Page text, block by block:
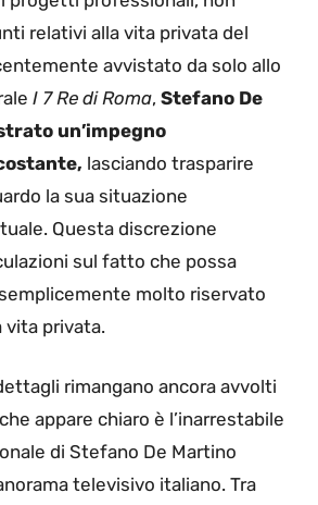
relativi alla vita privata del
avvistato da solo allo
I 7 Re di Roma, Stefano De
un’impegno
lasciando trasparire
la sua situazione
Questa discrezione
sul fatto che possa
molto riservato
vita privata.
rimangano ancora avvolti
appare chiaro è l’inarrestabile
di Stefano De Martino
televisivo italiano. Tra